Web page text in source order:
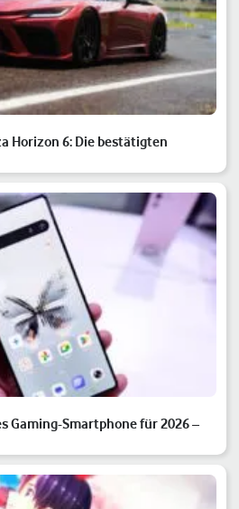
Horizon 6: Die bestätigten
Gaming-Smartphone für 2026 –